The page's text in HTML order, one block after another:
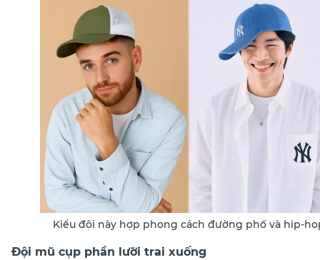
Kiểu đội này hợp phong cách đường phố và hip-
Đội mũ cụp phần lưỡi trai xuống